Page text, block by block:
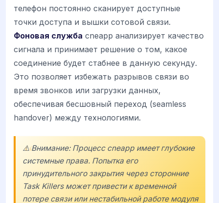
телефон постоянно сканирует доступные
точки доступа и вышки сотовой связи.
Фоновая служба cneapp анализирует качество
сигнала и принимает решение о том, какое
соединение будет стабнее в данную секунду.
Это позволяет избежать разрывов связи во
время звонков или загрузки данных,
обеспечивая бесшовный переход (seamless
handover) между технологиями.
⚠️ Внимание: Процесс cneapp имеет глубокие
системные права. Попытка его
принудительного закрытия через сторонние
Task Killers может привести к временной
потере связи или нестабильной работе модуля